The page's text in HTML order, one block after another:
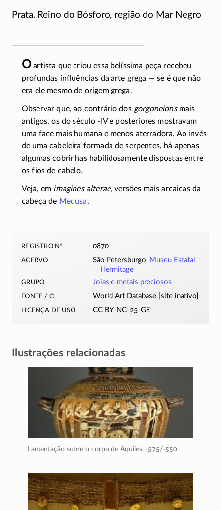
Prata. Reino do Bósforo, região do Mar Negro
O artista que criou essa belíssima peça recebeu
profundas influências da arte grega — se é que não
era ele mesmo de origem grega.
Observar que, ao contrário dos gorgoneionsmais
antigos, os do século -IVe posteriores mostravam
uma face mais humana e menos aterradora. Ao invés
de uma cabeleira formada de serpentes, há apenas
algumas cobrinhas habilidosamente dispostas entre
os fios de cabelo.
Veja, em imagines alterae, versões mais arcaicas da
cabeça de Medusa.
registro nº 0870
acervo São Petersburgo, Museu Estatal
Hermitage
grupo Joias e metais preciosos
fonte / © World Art Database [site inativo]
licença de uso CC BY-NC-25-GE
Ilustrações relacionadas
Lamentação sobre o corpo de Aquiles, -575/-550